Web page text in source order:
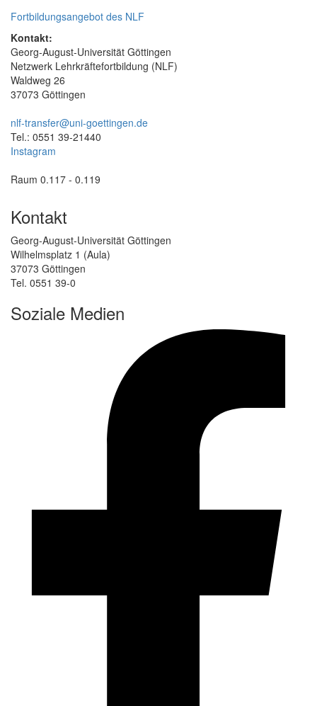
Fortbildungsangebot des NLF
Kontakt:
Georg-August-Universität Göttingen
Netzwerk Lehrkräftefortbildung (NLF)
Waldweg 26
37073 Göttingen
nlf-transfer@uni-goettingen.de
Tel.: 0551 39-21440
Instagram
Raum 0.117 - 0.119
Kontakt
Georg-August-Universität Göttingen
Wilhelmsplatz 1 (Aula)
37073 Göttingen
Tel. 0551 39-0
Soziale Medien